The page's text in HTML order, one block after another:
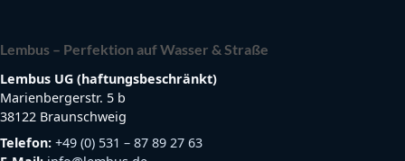
Lembus – Perfektion auf Wasser & Straße
Lembus UG (haftungsbeschränkt)
Marienbergerstr. 5 b
38122 Braunschweig
Telefon: +49 (0) 531 – 87 89 27 63